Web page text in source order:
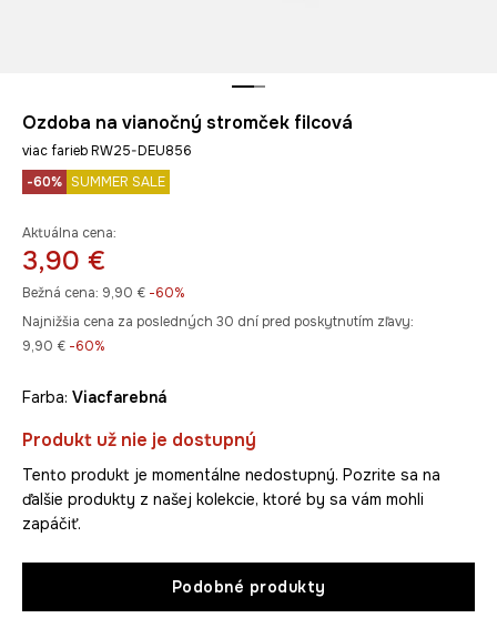
Ozdoba na vianočný stromček filcová
viac farieb RW25-DEU856
-60% SUMMER SALE
Aktuálna cena:
3,90 €
Bežná cena: 9,90 € -60%
Najnižšia cena za posledných 30 dní pred poskytnutím zľavy:
9,90 € -60%
Farba: viacfarebná
Produkt už nie je dostupný
Tento produkt je momentálne nedostupný. Pozrite sa na
ďalšie produkty z našej kolekcie, ktoré by sa vám mohli
zapáčiť.
Podobné produkty